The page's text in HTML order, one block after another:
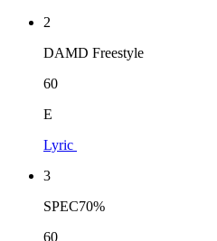
2
DAMD Freestyle
60
E
Lyric
3
SPEC70%
60